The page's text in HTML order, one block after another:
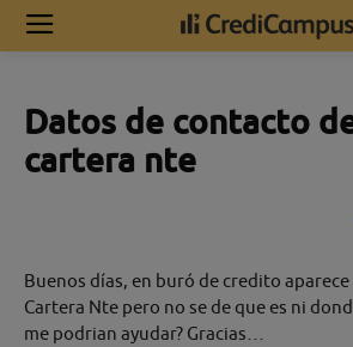
Inicio Datos de contacto de gest cartera nte
Datos de contacto
cartera nte
Buenos días, en buró de credito
Cartera Nte pero no se de que es ni
me podrian ayudar? Gracias…